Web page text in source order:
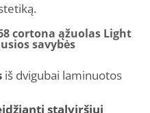
cortona ąžuolas Light
savybės
iš dvigubai laminuotos
stalviršiui